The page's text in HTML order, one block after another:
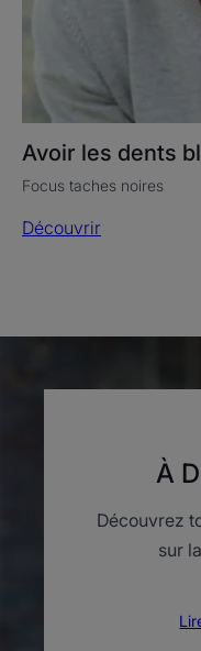
Avoir les dents
Focus taches noires
Découvrir
À
Découvrez
sur